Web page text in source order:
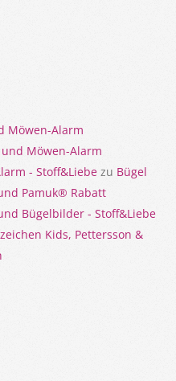
Möwen-Alarm
Möwen-Alarm
- Stoff&Liebe zu Bügel
Pamuk® Rabatt
Bügelbilder - Stoff&Liebe
Kids, Pettersson &